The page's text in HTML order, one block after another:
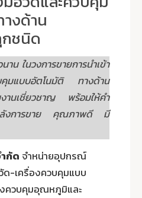
งด้าน
ชนิด
น ในวงการขายการนำเข้า
มแบบอัตโนมัติ ทางด้าน
นเชี่ยวชาญ พร้อมให้คำ
หลังการขาย คุณภาพดี มี
กัด จำหน่ายอุปกรณ์
ด-เครื่องควบคุมแบบ
ควบคุมอุณหภูมิและ